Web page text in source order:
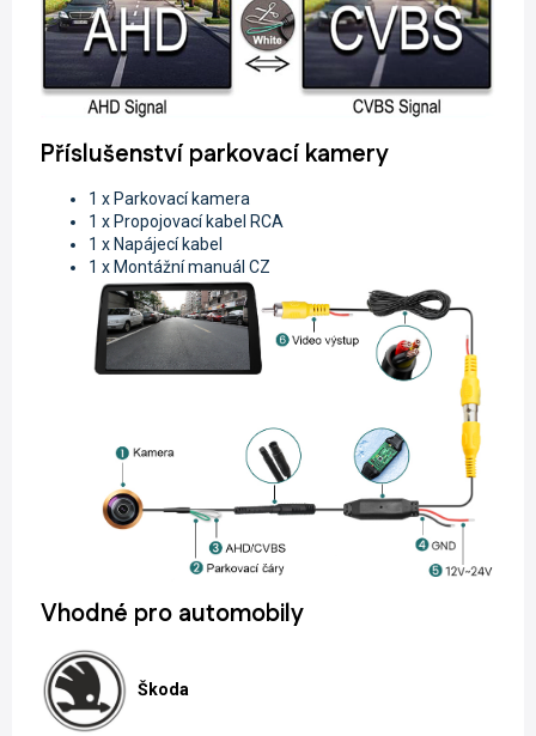
Příslušenství parkovací kamery
1 x Parkovací kamera
1 x Propojovací kabel RCA
1 x Napájecí kabel
1 x Montážní manuál CZ
Vhodné pro automobily
Škoda